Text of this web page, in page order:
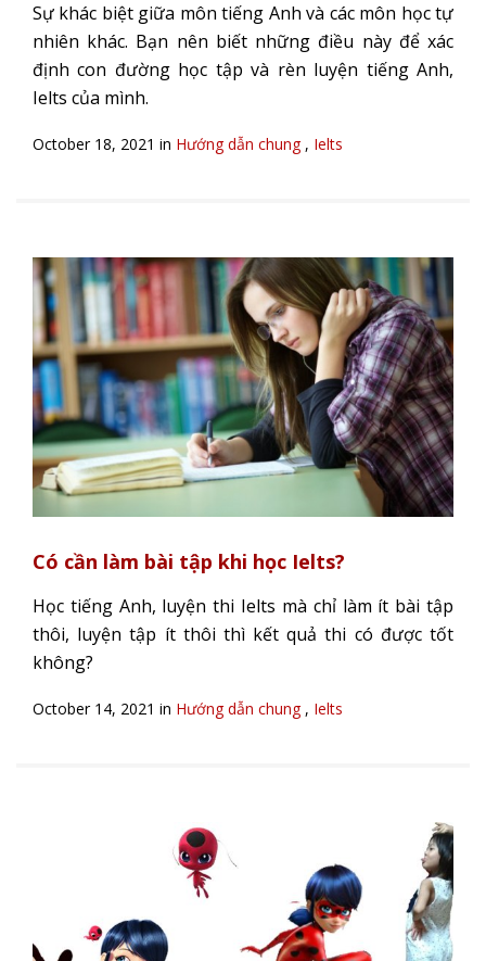
Sự khác biệt giữa môn tiếng Anh và các môn học tự
nhiên khác. Bạn nên biết những điều này để xác
định con đường học tập và rèn luyện tiếng Anh,
Ielts của mình.
October 18, 2021 in Hướng dẫn chung, Ielts
Có cần làm bài tập khi học Ielts?
Học tiếng Anh, luyện thi Ielts mà chỉ làm ít bài tập
thôi, luyện tập ít thôi thì kết quả thi có được tốt
không?
October 14, 2021 in Hướng dẫn chung, Ielts